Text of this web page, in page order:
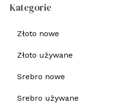
Kategorie
Złoto nowe
Złoto używane
Srebro nowe
Srebro używane